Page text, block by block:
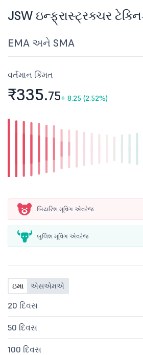
JSW ઇન્ફ્રાસ્ટ્રક્ચર
EMA અને SMA
વર્તમાન કિંમત
₹335.75+ 8.25 (2.52%)
બિયરિશ મૂવિંગ એવરેજ
બુલિશ મૂવિંગ એવરેજ
ઇમા એસએમએ
20 દિવસ
50 દિવસ
100 દિવસ